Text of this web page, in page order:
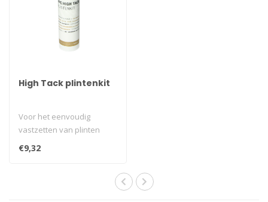
High Tack plintenkit
Voor het eenvoudig
vastzetten van plinten
zonder boren of
schroeven...
€9,32